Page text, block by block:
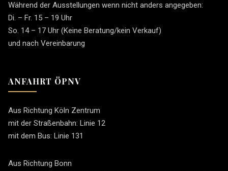
Während der Ausstellungen wenn nicht anders angegeben:
Di. – Fr. 15 – 19 Uhr
So. 14 – 17 Uhr (Keine Beratung/kein Verkauf)
und nach Vereinbarung
ANFAHRT ÖPNV
Aus Richtung Köln Zentrum
mit der Straßenbahn: Linie 12
mit dem Bus: Linie 131
Aus Richtung Bonn